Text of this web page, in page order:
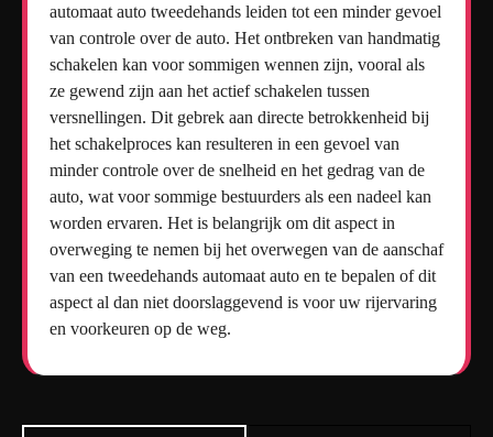
automaat auto tweedehands leiden tot een minder gevoel
van controle over de auto. Het ontbreken van handmatig
schakelen kan voor sommigen wennen zijn, vooral als
ze gewend zijn aan het actief schakelen tussen
versnellingen. Dit gebrek aan directe betrokkenheid bij
het schakelproces kan resulteren in een gevoel van
minder controle over de snelheid en het gedrag van de
auto, wat voor sommige bestuurders als een nadeel kan
worden ervaren. Het is belangrijk om dit aspect in
overweging te nemen bij het overwegen van de aanschaf
van een tweedehands automaat auto en te bepalen of dit
aspect al dan niet doorslaggevend is voor uw rijervaring
en voorkeuren op de weg.